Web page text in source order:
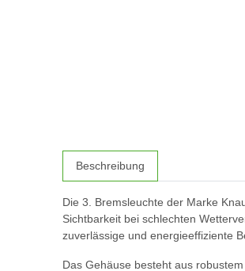
Beschreibung
Die 3. Bremsleuchte der Marke
Sichtbarkeit bei schlechten
zuverlässige und energieeffiziente
Das Gehäuse besteht aus